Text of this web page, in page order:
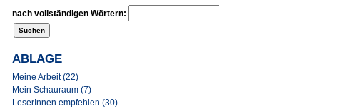
nach vollständigen Wörtern:
ABLAGE
Meine Arbeit (22)
Mein Schauraum (7)
LeserInnen empfehlen (30)